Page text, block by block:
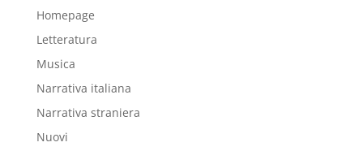
Homepage
Letteratura
Musica
Narrativa italiana
Narrativa straniera
Nuovi